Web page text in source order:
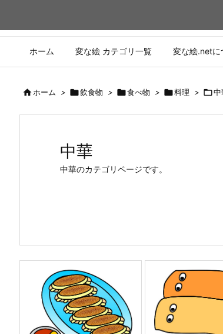
ホーム 変な絵 カテゴリ一覧 変な絵.netに
ホーム > 飲食物 > 食べ物 > 料理 > 中
中華
中華のカテゴリページです。